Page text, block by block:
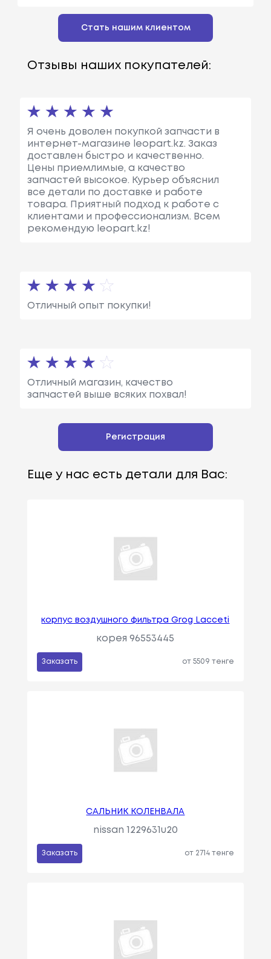
Стать нашим клиентом
Отзывы наших покупателей:
Я очень доволен покупкой запчасти в
интернет-магазине leopart.kz. Заказ
доставлен быстро и качественно.
Цены приемлимые, а качество
запчастей высокое. Курьер объяснил
все детали по доставке и работе
товара. Приятный подход к работе с
клиентами и профессионализм. Всем
рекомендую leopart.kz!
Отличный опыт покупки!
Отличный магазин, качество
запчастей выше всяких похвал!
Регистрация
Еще у нас есть детали для Вас:
корпус воздушного фильтра Grog Lacceti
корея 96553445
Заказать от 5509 тенге
САЛЬНИК КОЛЕНВАЛА
nissan 1229631u20
Заказать от 2714 тенге